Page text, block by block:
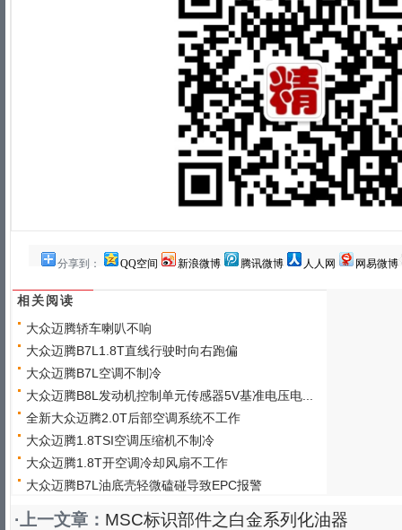
分享到： QQ空间 新浪微博 腾讯微博 人人网 网易微博
相关阅读
大众迈腾轿车喇叭不响
大众迈腾B7L1.8T直线行驶时向右跑偏
大众迈腾B7L空调不制冷
大众迈腾B8L发动机控制单元传感器5V基准电压电...
全新大众迈腾2.0T后部空调系统不工作
大众迈腾1.8TSI空调压缩机不制冷
大众迈腾1.8T开空调冷却风扇不工作
大众迈腾B7L油底壳轻微磕碰导致EPC报警
·上一文章： MSC标识部件之白金系列化油器